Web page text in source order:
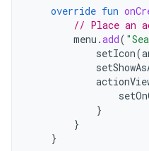
override fun
// Place an
menu .add(
setIcon(
}
}
}